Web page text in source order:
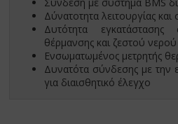
Σύνδεση με σύστημα BMS
Δύνατοτητα λειτουργίας
Δυτότητα
θέρμανσης και ζεστού νερού
Ενσωματωμένος μετρητής
Δυνατότα σύνδεσης με την
για διαισθητικό έλεγχο